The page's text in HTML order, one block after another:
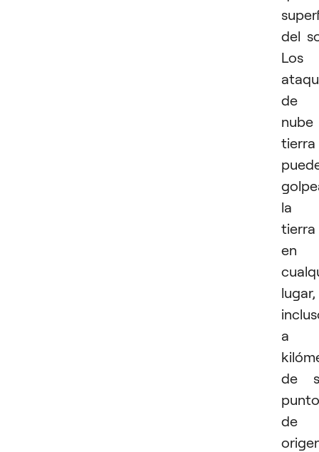
del
Los
de
nube
tierra
la
tierra
en
lugar,
a
de
punto
de